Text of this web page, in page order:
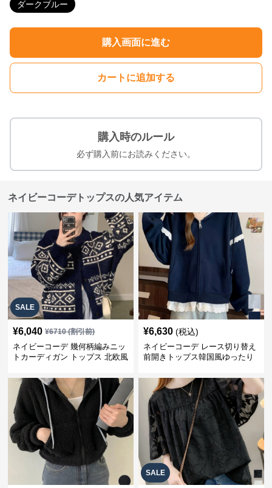
ダークブルー
購入画面に進む
カートに追加する
購入時のルール
必ず購入前にお読みください。
ネイビーコーデトップスの人気アイテム
SALE
¥6,040 ¥6710(割引前)
ネイビーコーデ 幾何柄編みニッ
トカーディガン トップス 北欧風
¥6,630 (税込)
ネイビーコーデ レース切り替え
前開きトップス韓国風ゆったり
SALE